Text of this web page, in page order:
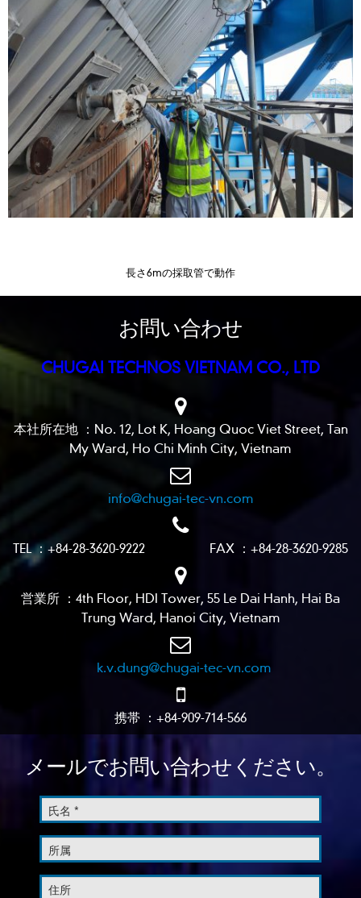
長さ6mの採取管で動作
お問い合わせ
CHUGAI TECHNOS VIETNAM CO., LTD
本社所在地 ：No. 12, Lot K, Hoang Quoc Viet Street, Tan
My Ward, Ho Chi Minh City, Vietnam
info@chugai-tec-vn.com
TEL ：+84-28-3620-9222 FAX ：+84-28-3620-9285
営業所 ：4th Floor, HDI Tower, 55 Le Dai Hanh, Hai Ba
Trung Ward, Hanoi City, Vietnam
k.v.dung@chugai-tec-vn.com
携帯 ：+84-909-714-566
メールでお問い合わせください。